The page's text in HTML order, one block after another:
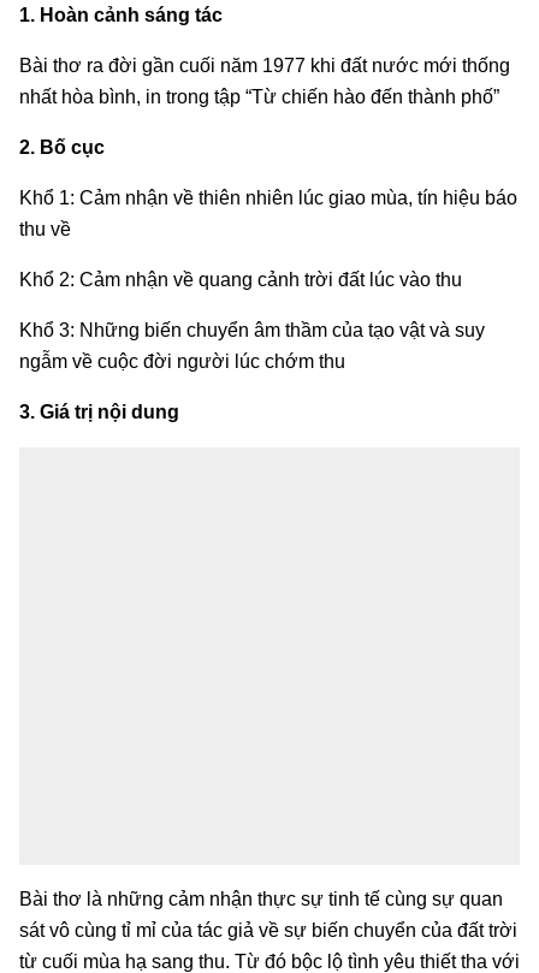
1. Hoàn cảnh sáng tác
Bài thơ ra đời gần cuối năm 1977 khi đất nước mới thống
nhất hòa bình, in trong tập “Từ chiến hào đến thành phố”
2. Bố cục
Khổ 1: Cảm nhận về thiên nhiên lúc giao mùa, tín hiệu báo
thu về
Khổ 2: Cảm nhận về quang cảnh trời đất lúc vào thu
Khổ 3: Những biến chuyển âm thầm của tạo vật và suy
ngẫm về cuộc đời người lúc chớm thu
3. Giá trị nội dung
Bài thơ là những cảm nhận thực sự tinh tế cùng sự quan
sát vô cùng tỉ mỉ của tác giả về sự biến chuyển của đất trời
từ cuối mùa hạ sang thu. Từ đó bộc lộ tình yêu thiết tha với